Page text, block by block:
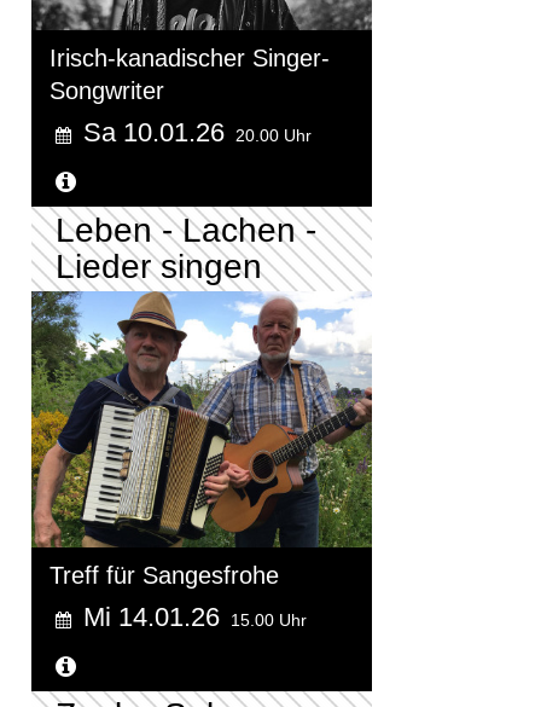
Irisch-kanadischer Singer-
Songwriter
Sa 10.01.26 20.00 Uhr
Leben - Lachen -
Lieder singen
Treff für Sangesfrohe
Mi 14.01.26 15.00 Uhr